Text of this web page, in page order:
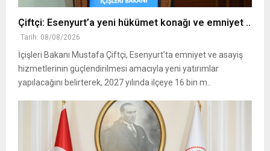
Çiftçi: Esenyurt’a yeni hükümet konağı ve emniyet ..
Tarih: 08/08/2026
İçişleri Bakanı Mustafa Çiftçi, Esenyurt’ta emniyet ve asayiş
hizmetlerinin güçlendirilmesi amacıyla yeni yatırımlar
yapılacağını belirterek, 2027 yılında ilçeye 16 bin m..